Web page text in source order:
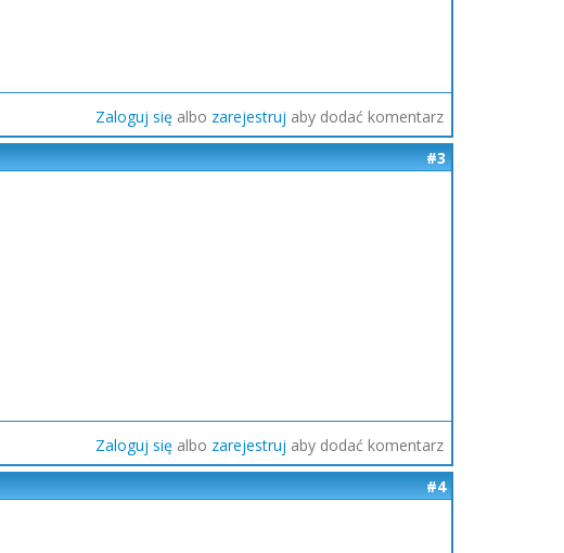
Zaloguj się albo zarejestruj aby dodać komentarz
#3
Zaloguj się albo zarejestruj aby dodać komentarz
#4